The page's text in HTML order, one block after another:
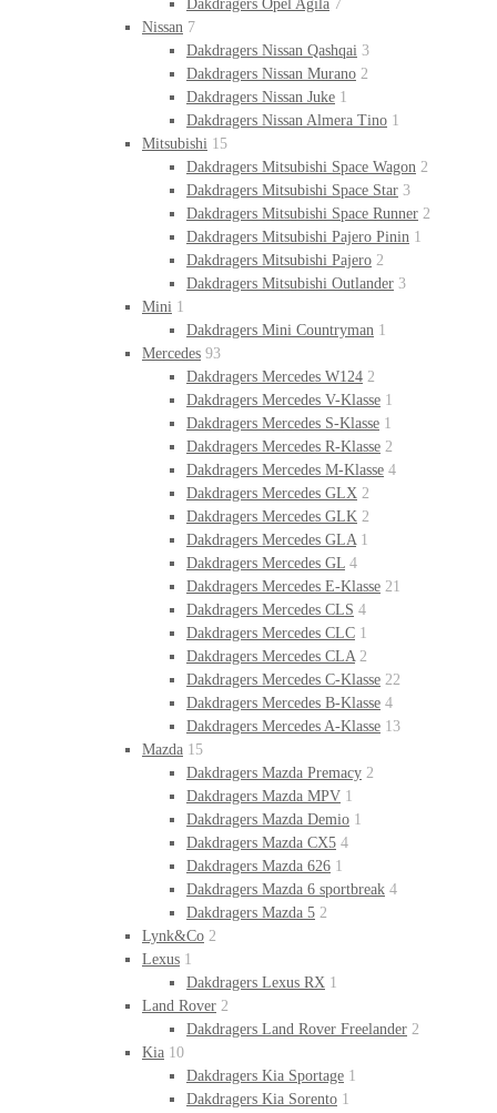
Dakdragers Opel Agila 7
Nissan 7
Dakdragers Nissan Qashqai 3
Dakdragers Nissan Murano 2
Dakdragers Nissan Juke 1
Dakdragers Nissan Almera Tino 1
Mitsubishi 15
Dakdragers Mitsubishi Space Wagon 2
Dakdragers Mitsubishi Space Star 3
Dakdragers Mitsubishi Space Runner 2
Dakdragers Mitsubishi Pajero Pinin 1
Dakdragers Mitsubishi Pajero 2
Dakdragers Mitsubishi Outlander 3
Mini 1
Dakdragers Mini Countryman 1
Mercedes 93
Dakdragers Mercedes W124 2
Dakdragers Mercedes V-Klasse 1
Dakdragers Mercedes S-Klasse 1
Dakdragers Mercedes R-Klasse 2
Dakdragers Mercedes M-Klasse 4
Dakdragers Mercedes GLX 2
Dakdragers Mercedes GLK 2
Dakdragers Mercedes GLA 1
Dakdragers Mercedes GL 4
Dakdragers Mercedes E-Klasse 21
Dakdragers Mercedes CLS 4
Dakdragers Mercedes CLC 1
Dakdragers Mercedes CLA 2
Dakdragers Mercedes C-Klasse 22
Dakdragers Mercedes B-Klasse 4
Dakdragers Mercedes A-Klasse 13
Mazda 15
Dakdragers Mazda Premacy 2
Dakdragers Mazda MPV 1
Dakdragers Mazda Demio 1
Dakdragers Mazda CX5 4
Dakdragers Mazda 626 1
Dakdragers Mazda 6 sportbreak 4
Dakdragers Mazda 5 2
Lynk&Co 2
Lexus 1
Dakdragers Lexus RX 1
Land Rover 2
Dakdragers Land Rover Freelander 2
Kia 10
Dakdragers Kia Sportage 1
Dakdragers Kia Sorento 1